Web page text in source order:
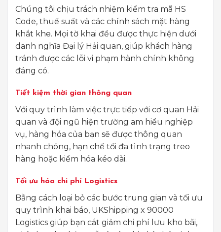
Chúng tôi chịu trách nhiệm kiểm tra mã HS
Code, thuế suất và các chính sách mặt hàng
khắt khe. Mọi tờ khai đều được thực hiện dưới
danh nghĩa Đại lý Hải quan, giúp khách hàng
tránh được các lỗi vi phạm hành chính không
đáng có.
Tiết kiệm thời gian thông quan
Với quy trình làm việc trực tiếp với cơ quan Hải
quan và đội ngũ hiện trường am hiểu nghiệp
vụ, hàng hóa của bạn sẽ được thông quan
nhanh chóng, hạn chế tối đa tình trạng treo
hàng hoặc kiểm hóa kéo dài.
Tối ưu hóa chi phí Logistics
Bằng cách loại bỏ các bước trung gian và tối ưu
quy trình khai báo, UKShipping x 90000
Logistics giúp bạn cắt giảm chi phí lưu kho bãi,